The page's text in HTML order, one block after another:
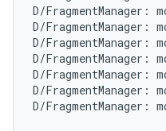
D/FragmentManager:
D/FragmentManager:
D/FragmentManager:
D/FragmentManager:
D/FragmentManager:
D/FragmentManager: